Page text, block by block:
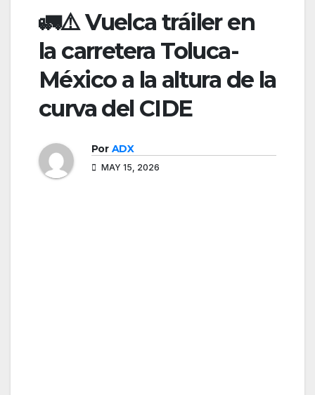
🚛⚠️ Vuelca tráiler en
la carretera Toluca-
México a la altura de la
curva del CIDE
Por ADX
MAY 15, 2026